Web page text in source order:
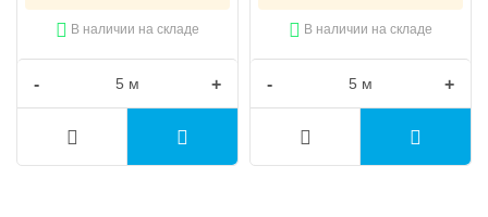
В наличии на складе
- +
В наличии на складе
- +